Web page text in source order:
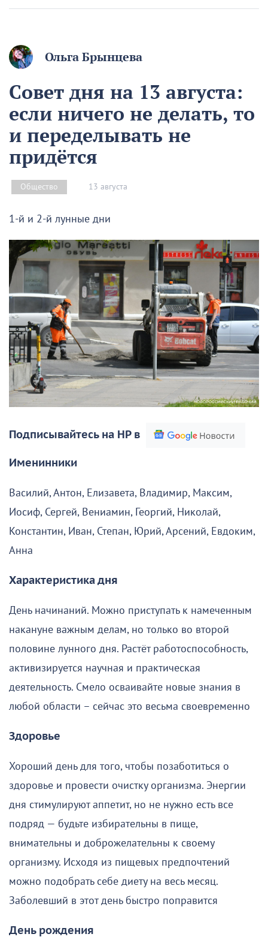
Ольга Брынцева
Совет дня на 13 августа:
если ничего не делать, то
и переделывать не
придётся
Общество 13 августа
1-й и 2-й лунные дни
Подписывайтесь на НР в
Именинники
Василий, Антон, Елизавета, Владимир, Максим,
Иосиф, Сергей, Вениамин, Георгий, Николай,
Константин, Иван, Степан, Юрий, Арсений, Евдоким,
Анна
Характеристика дня
День начинаний. Можно приступать к намеченным
накануне важным делам, но только во второй
половине лунного дня. Растёт работоспособность,
активизируется научная и практическая
деятельность. Смело осваивайте новые знания в
любой области – сейчас это весьма своевременно
Здоровье
Хороший день для того, чтобы позаботиться о
здоровье и провести очистку организма. Энергии
дня стимулируют аппетит, но не нужно есть все
подряд — будьте избирательны в пище,
внимательны и доброжелательны к своему
организму. Исходя из пищевых предпочтений
можно подобрать себе диету на весь месяц.
Заболевший в этот день быстро поправится
День рождения